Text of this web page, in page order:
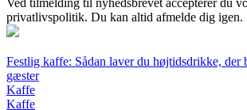
Ved tilmelding til nyhedsbrevet accepterer du
privatlivspolitik. Du kan altid afmelde dig igen.
Festlig kaffe: Sådan laver du højtidsdrikke, der
gæster
Kaffe
Kaffe